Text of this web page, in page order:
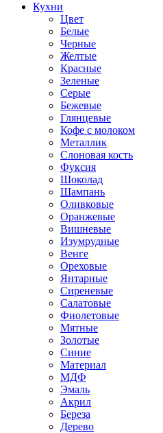
Кухни
Цвет
Белые
Черные
Желтые
Красные
Зеленые
Серые
Бежевые
Глянцевые
Кофе с молоком
Металлик
Слоновая кость
Фуксия
Шоколад
Шампань
Оливковые
Оранжевые
Вишневые
Изумрудные
Венге
Ореховые
Янтарные
Сиреневые
Салатовые
Фиолетовые
Мятные
Золотые
Синие
Материал
МДФ
Эмаль
Акрил
Береза
Дерево